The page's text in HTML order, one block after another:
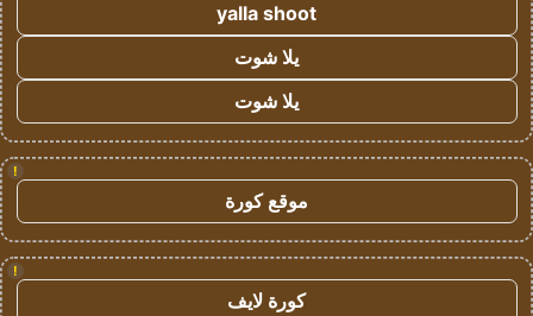
yalla shoot
يلا شوت
يلا شوت
!
موقع كورة
!
كورة لايف